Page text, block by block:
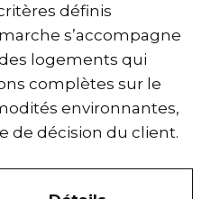
définis
s’accompagne
logements qui
complètes sur le
environnantes,
de décision du client.